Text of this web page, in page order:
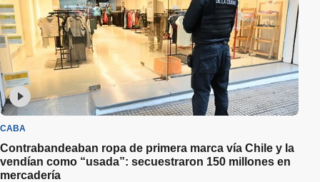
CABA
Contrabandeaban ropa de primera marca vía Chile y la
vendían como “usada”: secuestraron 150 millones en
mercadería